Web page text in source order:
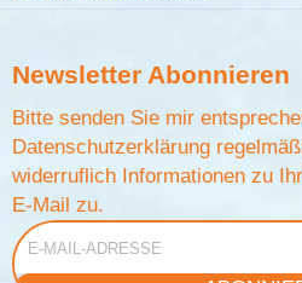
Newsletter Abonnieren
Bitte senden Sie mir
Datenschutzerklärung
widerruflich Informationen zu
E-Mail zu.
E-Mail-Adresse